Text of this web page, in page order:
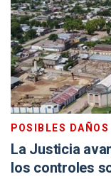
POSIBLES DAÑOS
La Justicia
los controles